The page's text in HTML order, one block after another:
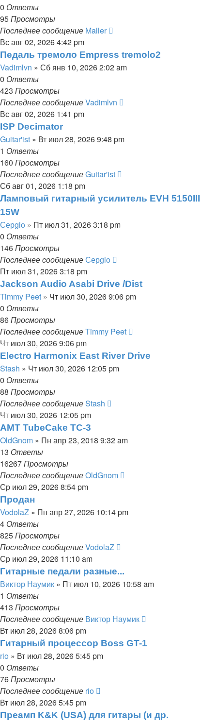
0 Ответы
95Просмотры
Последнее сообщение Maller
Вс авг 02, 2026 4:42 pm
Педаль тремоло Empress tremolo2
Vadimlvn » Сб янв 10, 2026 2:02 am
0 Ответы
423 Просмотры
Последнее сообщениеVadimlvn
Вс авг 02, 2026 1:41 pm
ISP Decimator
Guitar'ist » Вт июл 28, 2026 9:48 pm
1 Ответы
160 Просмотры
Последнее сообщениеGuitar'ist
Сб авг 01, 2026 1:18 pm
Ламповый гитарный усилитель EVH 5150III
15W
Серgio » Пт июл 31, 2026 3:18 pm
0 Ответы
146Просмотры
Последнее сообщениеСерgio
Пт июл 31, 2026 3:18 pm
Jackson Audio Asabi Drive /Dist
Timmy Peet » Чт июл 30, 2026 9:06 pm
0 Ответы
86Просмотры
Последнее сообщениеTimmy Peet
Чт июл 30, 2026 9:06 pm
Electro Harmonix East River Drive
Stash » Чт июл 30, 2026 12:05 pm
0 Ответы
88 Просмотры
Последнее сообщениеStash
Чт июл 30, 2026 12:05 pm
AMT TubeCake TC-3
OldGnom » Пн апр 23, 2018 9:32 am
13 Ответы
16267Просмотры
Последнее сообщениеOldGnom
Ср июл 29, 2026 8:54 pm
Продан
VodolaZ » Пн апр 27, 2026 10:14 pm
4 Ответы
825Просмотры
Последнее сообщениеVodolaZ
Ср июл 29, 2026 11:10 am
Гитарные педали разные...
Виктор Наумик » Пт июл 10, 2026 10:58 am
1 Ответы
413 Просмотры
Последнее сообщение Виктор Наумик
Вт июл 28, 2026 8:06 pm
Гитарный процессор Boss GT-1
rio » Вт июл 28, 2026 5:45 pm
0 Ответы
76Просмотры
Последнее сообщение rio
Вт июл 28, 2026 5:45 pm
Преамп K&K (USA) для гитары (и др.